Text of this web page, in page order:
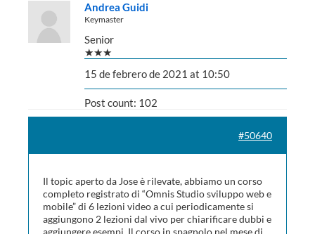
Andrea Guidi
Keymaster
Senior
★★★
15 de febrero de 2021 at 10:50
Post count: 102
#50640
Il topic aperto da Jose è rilevate, abbiamo un corso
completo registrato di “Omnis Studio sviluppo web e
mobile” di 6 lezioni video a cui periodicamente si
aggiungono 2 lezioni dal vivo per chiarificare dubbi e
aggiungere esempi. Il corso in spagnolo nel mese di